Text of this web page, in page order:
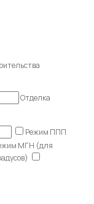
Отделка
Режим ППП
МГН (для